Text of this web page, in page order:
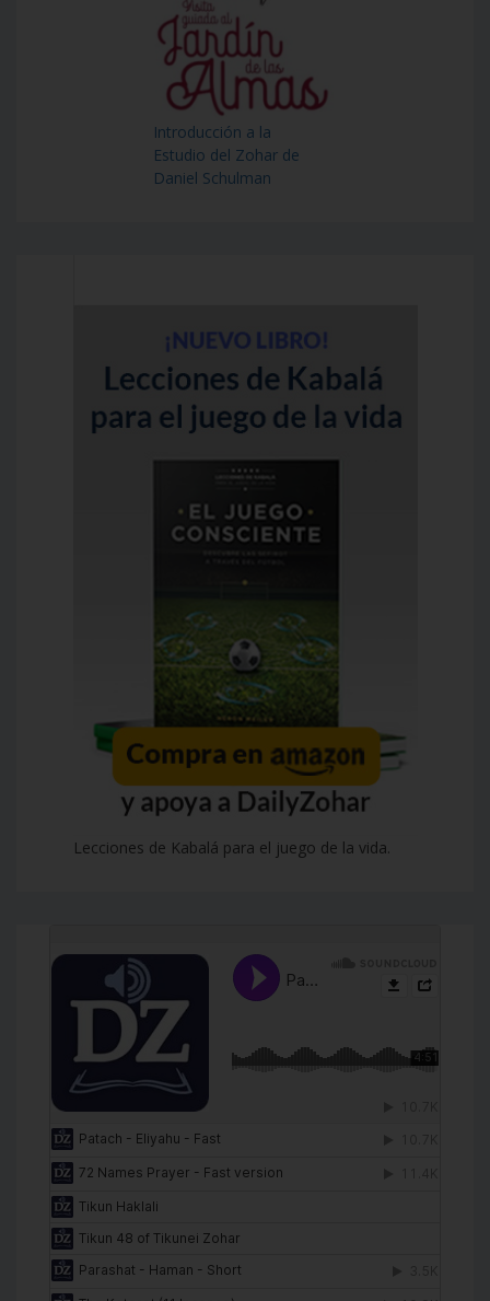
Introducción a la
Estudio del Zohar de
Daniel Schulman
Lecciones de Kabalá para el juego de la vida.